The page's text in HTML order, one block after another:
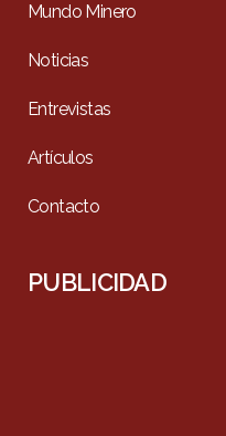
Mundo Minero
Noticias
Entrevistas
Artículos
Contacto
PUBLICIDAD